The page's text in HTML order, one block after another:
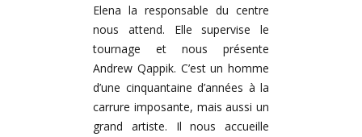
Elena la responsable du centre
nous attend. Elle supervise le
tournage et nous présente
Andrew Qappik. C’est un homme
d’une cinquantaine d’années à la
carrure imposante, mais aussi un
grand artiste. Il nous accueille